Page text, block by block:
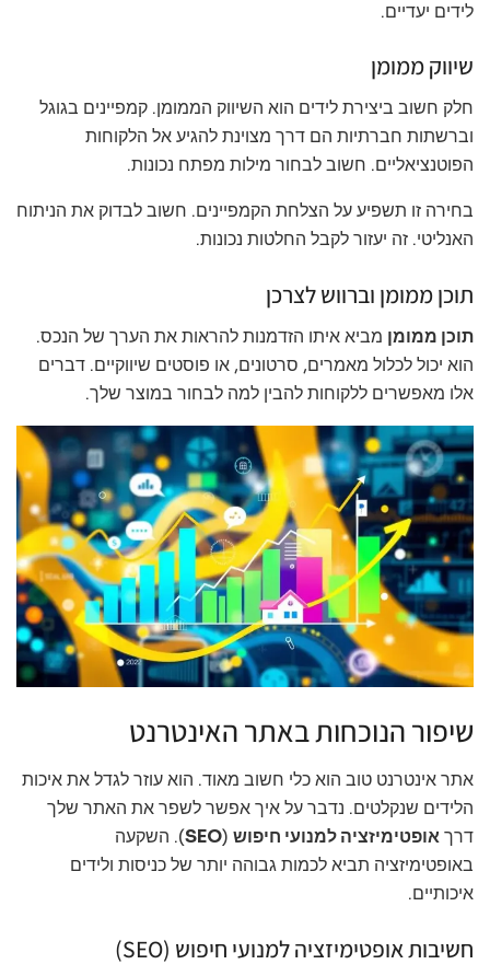
לידים יעדיים.
שיווק ממומן
חלק חשוב ביצירת לידים הוא השיווק הממומן. קמפיינים בגוגל
וברשתות חברתיות הם דרך מצוינת להגיע אל הלקוחות
הפוטנציאליים. חשוב לבחור מילות מפתח נכונות.
בחירה זו תשפיע על הצלחת הקמפיינים. חשוב לבדוק את הניתוח
האנליטי. זה יעזור לקבל החלטות נכונות.
תוכן ממומן וברווש לצרכן
תוכן ממומן מביא איתו הזדמנות להראות את הערך של הנכס.
הוא יכול לכלול מאמרים, סרטונים, או פוסטים שיווקיים. דברים
אלו מאפשרים ללקוחות להבין למה לבחור במוצר שלך.
שיפור הנוכחות באתר האינטרנט
אתר אינטרנט טוב הוא כלי חשוב מאוד. הוא עוזר לגדל את איכות
הלידים שנקלטים. נדבר על איך אפשר לשפר את האתר שלך
דרךאופטימיזציה למנועי חיפוש (
SEO). השקעה
באופטימיזציה תביא לכמות גבוהה יותר של כניסות ולידים
איכותיים.
חשיבות אופטימיזציה למנועי חיפוש (SEO)